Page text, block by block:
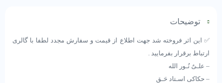
توضیحات
✅ این اثر فروخته شد جهت اطلاع از قیمت و سفارش مجدد لطفا با گالری
ارتباط برقرار بفرمایید .
– علـیٌ نُـور الله
– حکاکی اسـتاد حَـق